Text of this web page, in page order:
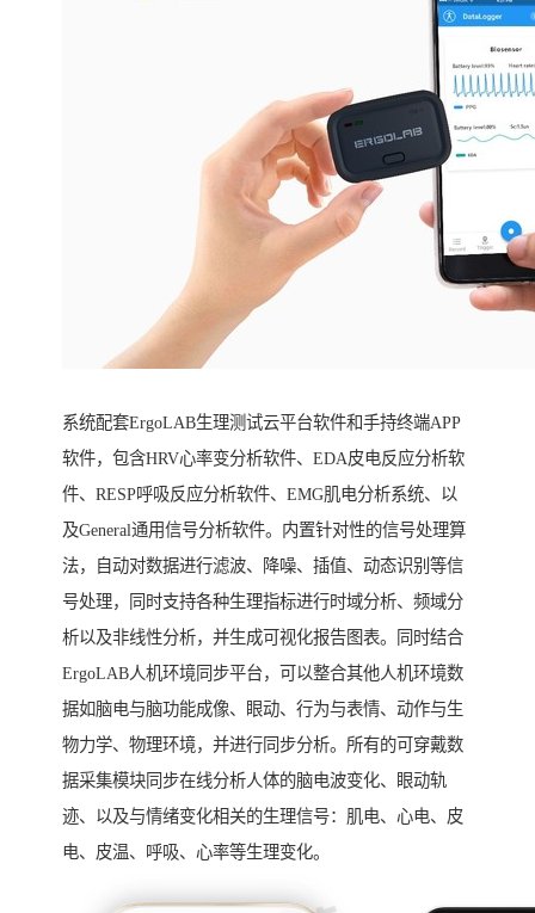
系统配套ErgoLAB生理测试云平台软件和手持终端APP
软件，包含HRV心率变分析软件、EDA皮电反应分析软
件、RESP呼吸反应分析软件、EMG肌电分析系统、以
及General通用信号分析软件。内置针对性的信号处理算
法，自动对数据进行滤波、降噪、插值、动态识别等信
号处理，同时支持各种生理指标进行时域分析、频域分
析以及非线性分析，并生成可视化报告图表。同时结合
ErgoLAB人机环境同步平台，可以整合其他人机环境数
据如脑电与脑功能成像、眼动、行为与表情、动作与生
物力学、物理环境，并进行同步分析。所有的可穿戴数
据采集模块同步在线分析人体的脑电波变化、眼动轨
迹、以及与情绪变化相关的生理信号：肌电、心电、皮
电、皮温、呼吸、心率等生理变化。